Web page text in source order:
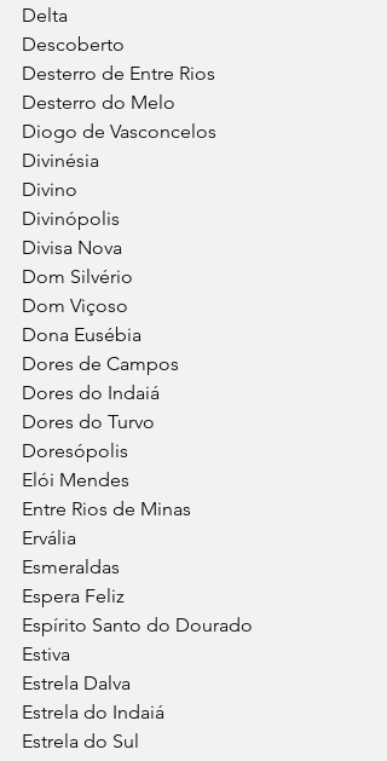
Delta
Descoberto
Desterro de Entre Rios
Desterro do Melo
Diogo de Vasconcelos
Divinésia
Divino
Divinópolis
Divisa Nova
Dom Silvério
Dom Viçoso
Dona Eusébia
Dores de Campos
Dores do Indaiá
Dores do Turvo
Doresópolis
Elói Mendes
Entre Rios de Minas
Ervália
Esmeraldas
Espera Feliz
Espírito Santo do Dourado
Estiva
Estrela Dalva
Estrela do Indaiá
Estrela do Sul